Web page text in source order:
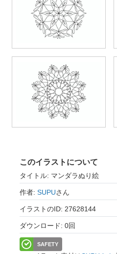
このイラストについて
タイトル: マンダラぬり絵
作者: SUPUさん
イラストのID: 27628144
ダウンロード: 0回
SAFETY